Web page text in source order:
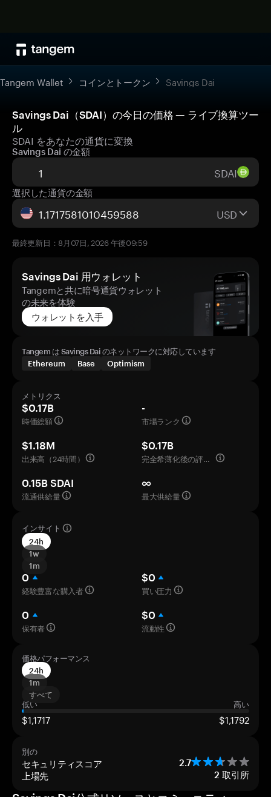
Tangem Wallet コインとトークン Savings Dai
Savings Dai（SDAI）の今日の価格 — ライブ換算ツー
ル
SDAI をあなたの通貨に変換
Savings Dai の金額
SDAI
選択した通貨の金額
USD
最終更新日：8月07日, 2026 午後09:59
Savings Dai 用ウォレット
Tangemと共に暗号通貨ウォレット
の未来を体験
ウォレットを入手
Tangem は Savings Dai のネットワークに対応しています
Ethereum
Base Optimism
メトリクス
$0.17B
時価総額
-
市場ランク
$1.18M
出来高（24時間）
$0.17B
完全希薄化後の評価額
0.15B SDAI
流通供給量
∞
最大供給量
インサイト
24h
1w
1m
0
経験豊富な購入者
$0
買い圧力
0
保有者
$0
流動性
価格パフォーマンス
24h
1m
すべて
低い
高い
$1,1717 $1,1792
別の
セキュリティスコア 2.7
上場先 2 取引所